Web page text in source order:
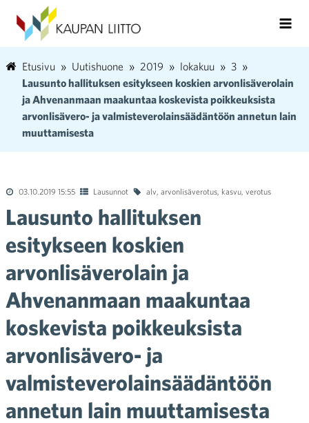
Etusivu Uutishuone 2019 lokakuu
3
Lausunto hallituksen esitykseen koskien arvonlisäverolain
ja Ahvenanmaan maakuntaa koskevista poikkeuksista
arvonlisävero- ja valmisteverolainsäädäntöön annetun lain
muuttamisesta
03.10.2019 15:55 Lausunnot alv, arvonlisäverotus, kasvu, verotus
Lausunto hallituksen
esitykseen koskien
arvonlisäverolain ja
Ahvenanmaan maakuntaa
koskevista poikkeuksista
arvonlisävero- ja
valmisteverolainsäädäntöön
annetun lain muuttamisesta